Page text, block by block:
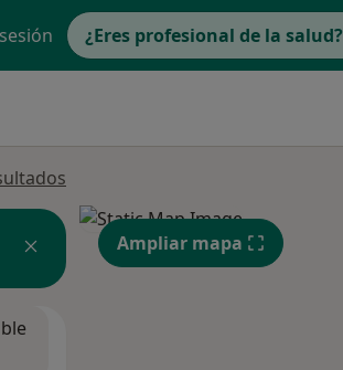
¿Eres profesional de la salud?
Ampliar mapa